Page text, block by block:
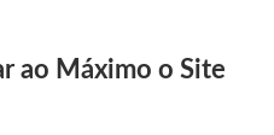
ao Máximo o Site